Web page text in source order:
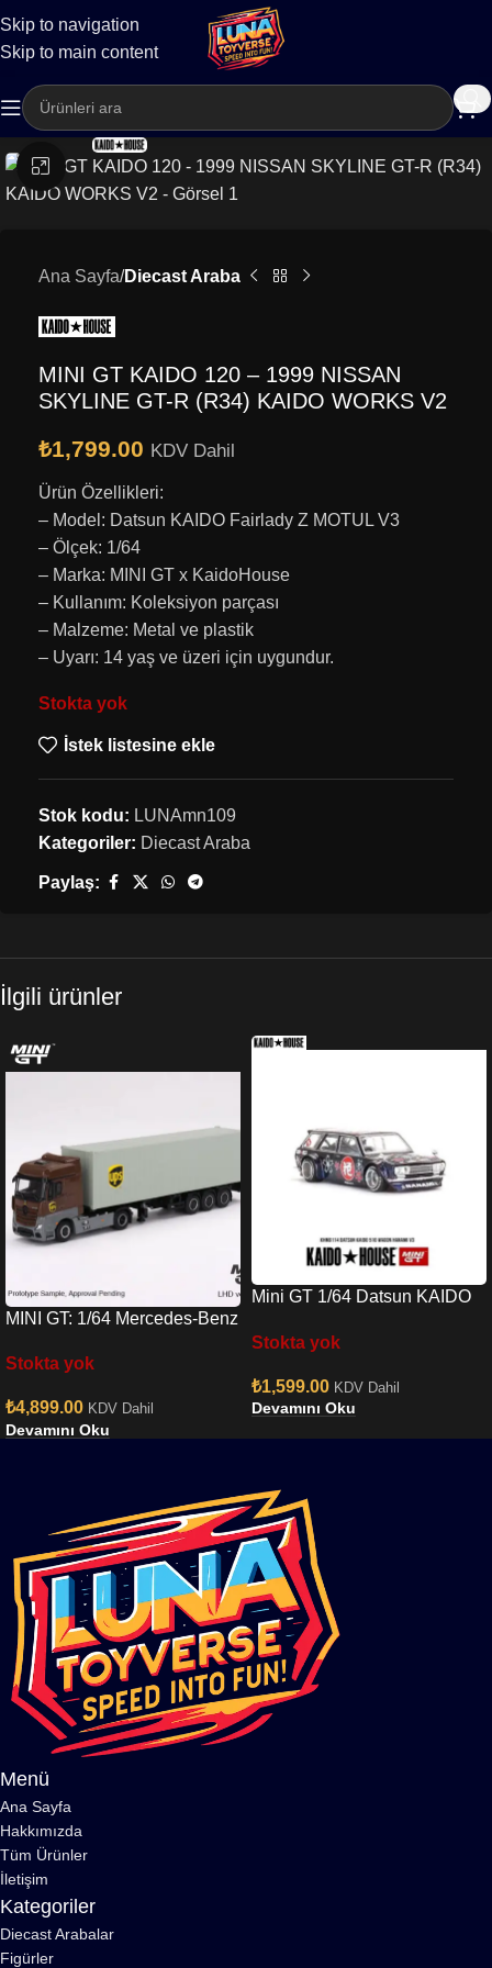
Skip to navigation
Skip to main content
Kargo
Büyütmek için tıklayın
Ana Sayfa Diecast Araba
MINI GT KAIDO 120 – 1999 NISSAN
SKYLINE GT-R (R34) KAIDO WORKS V2
₺1,799.00 KDV Dahil
Ürün Özellikleri:
– Model: Datsun KAIDO Fairlady Z MOTUL V3
– Ölçek: 1/64
– Marka: MINI GT x KaidoHouse
– Kullanım: Koleksiyon parçası
– Malzeme: Metal ve plastik
– Uyarı: 14 yaş ve üzeri için uygundur.
Stokta yok
İstek listesine ekle
Stok kodu: LUNAmn109
Kategoriler: Diecast Araba
Paylaş:
İlgili ürünler
MINI GT: 1/64 Mercedes-Benz
UPS Europe”
Stokta yok
₺4,899.00 KDV Dahil
Devamını Oku
Mini GT 1/64 Datsun KAIDO
Stokta yok
₺1,599.00 KDV Dahil
Devamını Oku
Menü
Ana Sayfa
Hakkımızda
Tüm Ürünler
İletişim
Kategoriler
Diecast Arabalar
Figürler